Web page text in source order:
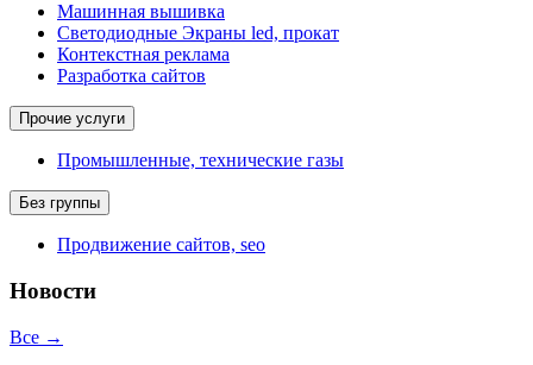
Машинная вышивка
Светодиодные Экраны led, прокат
Контекстная реклама
Разработка сайтов
Прочие услуги
Промышленные, технические газы
Без группы
Продвижение сайтов, seo
Новости
Все →